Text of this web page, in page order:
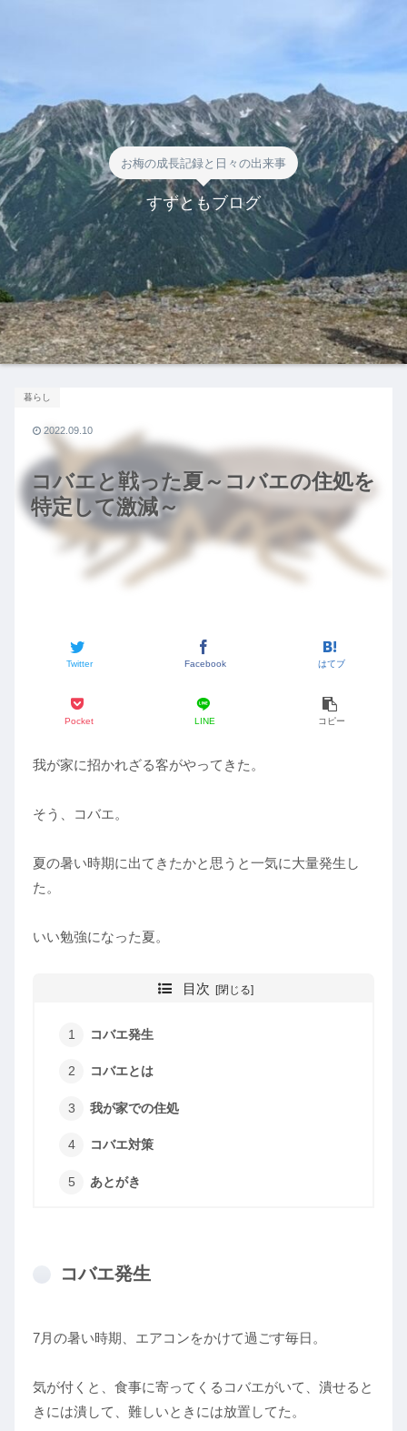
お梅の成長記録と日々の出来事
すずともブログ
コバエと戦った夏～コバエの住処を
特定して激減～
暮らし
Twitter Facebook はてブ
Pocket LINE コピー
2022.09.10
我が家に招かれざる客がやってきた。
そう、コバエ。
夏の暑い時期に出てきたかと思うと一気に大量発生し
た。
いい勉強になった夏。
目次
コバエ発生
コバエとは
我が家での住処
コバエ対策
あとがき
コバエ発生
7月の暑い時期、エアコンをかけて過ごす毎日。
気が付くと、食事に寄ってくるコバエがいて、潰せると
きには潰して、難しいときには放置してた。